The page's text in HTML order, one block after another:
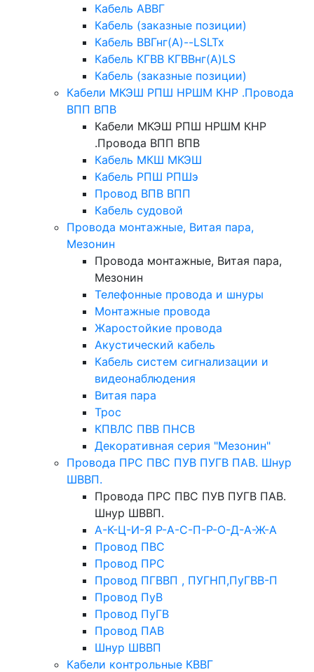
Кабель АВВГ
Кабель (заказные позиции)
Кабель ВВГнг(А)--LSLTx
Кабель КГВВ КГВВнг(А)LS
Кабель (заказные позиции)
Кабели МКЭШ РПШ НРШМ КНР .Провода
ВПП ВПВ
Кабели МКЭШ РПШ НРШМ КНР
.Провода ВПП ВПВ
Кабель МКШ МКЭШ
Кабель РПШ РПШэ
Провод ВПВ ВПП
Кабель судовой
Провода монтажные, Витая пара,
Мезонин
Провода монтажные, Витая пара,
Мезонин
Телефонные провода и шнуры
Монтажные провода
Жаростойкие провода
Акустический кабель
Кабель систем сигнализации и
видеонаблюдения
Витая пара
Трос
КПВЛС ПВВ ПНСВ
Декоративная серия "Мезонин"
Провода ПРС ПВС ПУВ ПУГВ ПАВ. Шнур
ШВВП.
Провода ПРС ПВС ПУВ ПУГВ ПАВ.
Шнур ШВВП.
А-К-Ц-И-Я Р-А-С-П-Р-О-Д-А-Ж-А
Провод ПВС
Провод ПРС
Провод ПГВВП , ПУГНП,ПуГВВ-П
Провод ПуВ
Провод ПуГВ
Провод ПАВ
Шнур ШВВП
Кабели контрольные КВВГ